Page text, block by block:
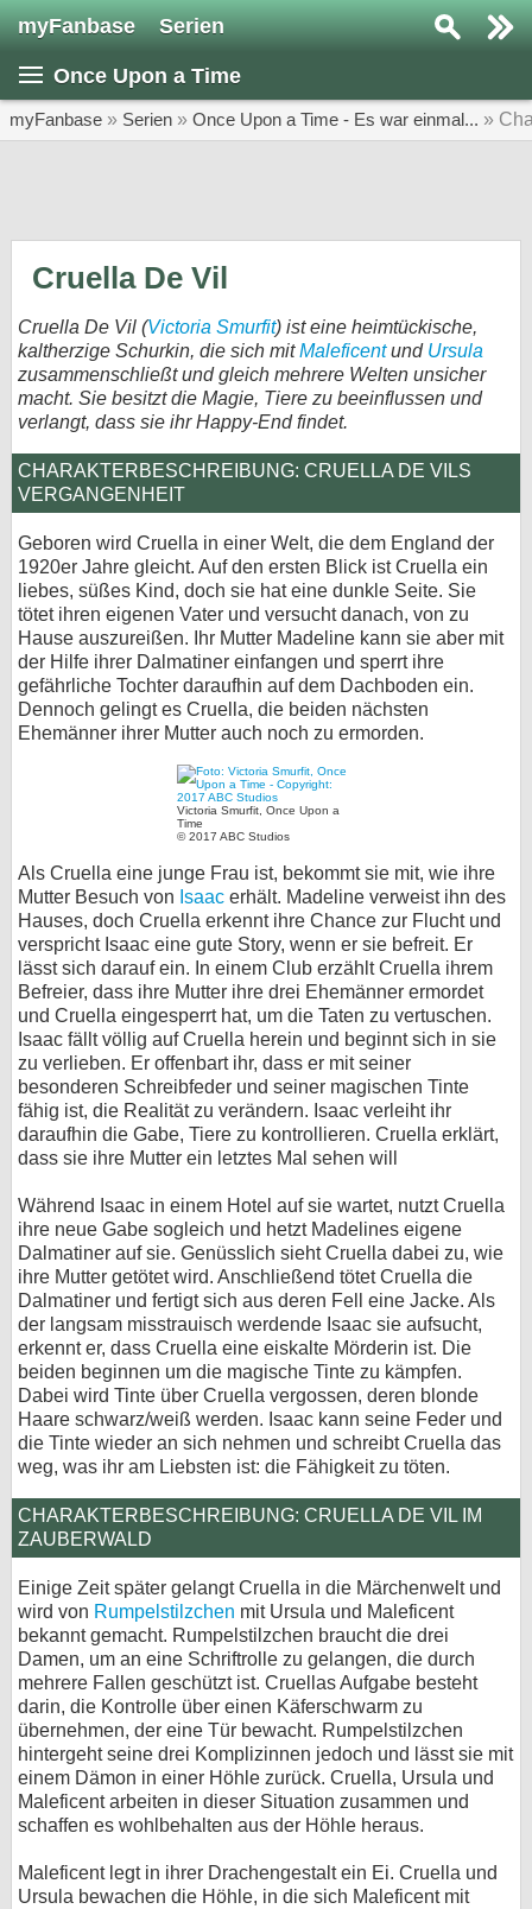
myFanbase Serien
Once Upon a Time
myFanbase » Serien » Once Upon a Time - Es war einmal... »
Cruella De Vil
Cruella De Vil (Victoria Smurfit) ist eine heimtückische,
kaltherzige Schurkin, die sich mitMaleficentund Ursula
zusammenschließt und gleich mehrere Welten unsicher
macht. Sie besitzt die Magie, Tiere zu beeinflussen und
verlangt, dass sie ihr Happy-End findet.
CHARAKTERBESCHREIBUNG: CRUELLA DE VILS
VERGANGENHEIT
Geboren wird Cruella in einer Welt, die dem England der
1920er Jahre gleicht. Auf den ersten Blick ist Cruella ein
liebes, süßes Kind, doch sie hat eine dunkle Seite. Sie
tötet ihren eigenen Vater und versucht danach, von zu
Hause auszureißen. Ihr Mutter Madeline kann sie aber mit
der Hilfe ihrer Dalmatiner einfangen und sperrt ihre
gefährliche Tochter daraufhin auf dem Dachboden ein.
Dennoch gelingt es Cruella, die beiden nächsten
Ehemänner ihrer Mutter auch noch zu ermorden.
Victoria Smurfit, Once Upon a
Time
© 2017 ABC Studios
Als Cruella eine junge Frau ist, bekommt sie mit, wie ihre
Mutter Besuch von Isaac erhält. Madeline verweist ihn des
Hauses, doch Cruella erkennt ihre Chance zur Flucht und
verspricht Isaac eine gute Story, wenn er sie befreit. Er
lässt sich darauf ein. In einem Club erzählt Cruella ihrem
Befreier, dass ihre Mutter ihre drei Ehemänner ermordet
und Cruella eingesperrt hat, um die Taten zu vertuschen.
Isaac fällt völlig auf Cruella herein und beginnt sich in sie
zu verlieben. Er offenbart ihr, dass er mit seiner
besonderen Schreibfeder und seiner magischen Tinte
fähig ist, die Realität zu verändern. Isaac verleiht ihr
daraufhin die Gabe, Tiere zu kontrollieren. Cruella erklärt,
dass sie ihre Mutter ein letztes Mal sehen will
Während Isaac in einem Hotel auf sie wartet, nutzt Cruella
ihre neue Gabe sogleich und hetzt Madelines eigene
Dalmatiner auf sie. Genüsslich sieht Cruella dabei zu, wie
ihre Mutter getötet wird. Anschließend tötet Cruella die
Dalmatiner und fertigt sich aus deren Fell eine Jacke. Als
der langsam misstrauisch werdende Isaac sie aufsucht,
erkennt er, dass Cruella eine eiskalte Mörderin ist. Die
beiden beginnen um die magische Tinte zu kämpfen.
Dabei wird Tinte über Cruella vergossen, deren blonde
Haare schwarz/weiß werden. Isaac kann seine Feder und
die Tinte wieder an sich nehmen und schreibt Cruella das
weg, was ihr am Liebsten ist: die Fähigkeit zu töten.
CHARAKTERBESCHREIBUNG: CRUELLA DE VIL IM
ZAUBERWALD
Einige Zeit später gelangt Cruella in die Märchenwelt und
wird von Rumpelstilzchen mit Ursula und Maleficent
bekannt gemacht. Rumpelstilzchen braucht die drei
Damen, um an eine Schriftrolle zu gelangen, die durch
mehrere Fallen geschützt ist. Cruellas Aufgabe besteht
darin, die Kontrolle über einen Käferschwarm zu
übernehmen, der eine Tür bewacht. Rumpelstilzchen
hintergeht seine drei Komplizinnen jedoch und lässt sie mit
einem Dämon in einer Höhle zurück. Cruella, Ursula und
Maleficent arbeiten in dieser Situation zusammen und
schaffen es wohlbehalten aus der Höhle heraus.
Maleficent legt in ihrer Drachengestalt ein Ei. Cruella und
Ursula bewachen die Höhle, in die sich Maleficent mit
Home
SERIEN
KULTUR
Specials
SERVICE
Gewinnspiele
Forum
bei X
bei Facebook
Kontakt
Nutzungsbedingungen
Datenschutz
Cookie-Einstellungen
Impressum
Desktop-Ansicht
myFanbase